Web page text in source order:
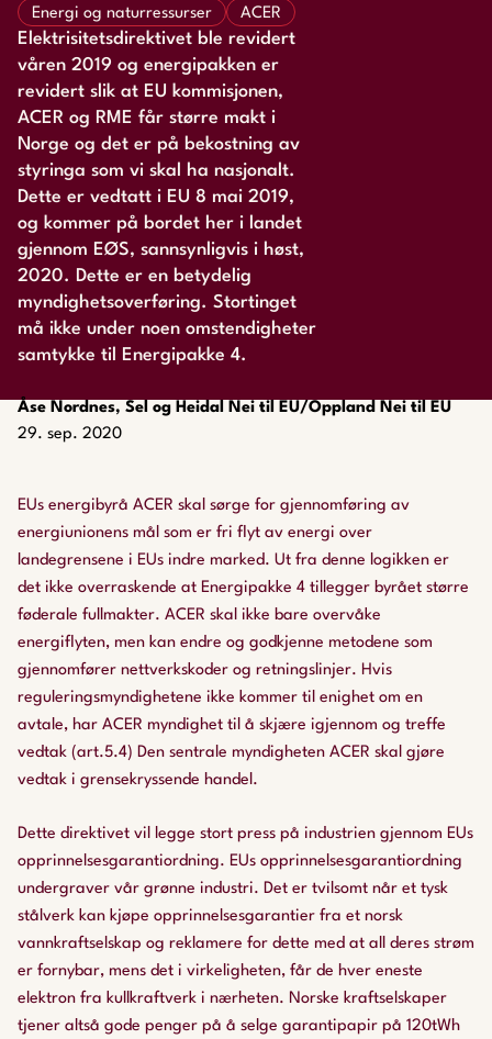
Åse Nordnes, Sel og Heidal Nei til EU/Oppland Nei til EU
29. sep. 2020
Energi og naturressurser
ACER
Elektrisitetsdirektivet ble revidert
våren 2019 og energipakken er
revidert slik at EU kommisjonen,
ACER og RME får større makt i
Norge og det er på bekostning av
styringa som vi skal ha nasjonalt.
Dette er vedtatt i EU 8 mai 2019,
og kommer på bordet her i landet
gjennom EØS, sannsynligvis i høst,
2020. Dette er en betydelig
myndighetsoverføring. Stortinget
må ikke under noen omstendigheter
samtykke til Energipakke 4.
EUs energibyrå ACER skal sørge for gjennomføring av
energiunionens mål som er fri flyt av energi over
landegrensene i EUs indre marked. Ut fra denne logikken er
det ikke overraskende at Energipakke 4 tillegger byrået større
føderale fullmakter. ACER skal ikke bare overvåke
energiflyten, men kan endre og godkjenne metodene som
gjennomfører nettverkskoder og retningslinjer. Hvis
reguleringsmyndighetene ikke kommer til enighet om en
avtale, har ACER myndighet til å skjære igjennom og treffe
vedtak (art.5.4) Den sentrale myndigheten ACER skal gjøre
vedtak i grensekryssende handel.
Dette direktivet vil legge stort press på industrien gjennom EUs
opprinnelsesgarantiordning. EUs opprinnelsesgarantiordning
undergraver vår grønne industri. Det er tvilsomt når et tysk
stålverk kan kjøpe opprinnelsesgarantier fra et norsk
vannkraftselskap og reklamere for dette med at all deres strøm
er fornybar, mens det i virkeligheten, får de hver eneste
elektron fra kullkraftverk i nærheten. Norske kraftselskaper
tjener altså gode penger på å selge garantipapir på 120tWh